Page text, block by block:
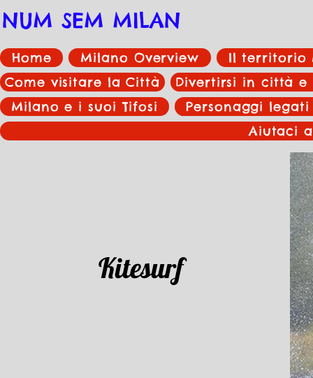
NUM SEM MILAN
Home Milano Overview
Il territorio
Come visitare la Città
Divertirsi in città
Milano e i suoi Tifosi
Personaggi
Aiutaci
Kitesurf